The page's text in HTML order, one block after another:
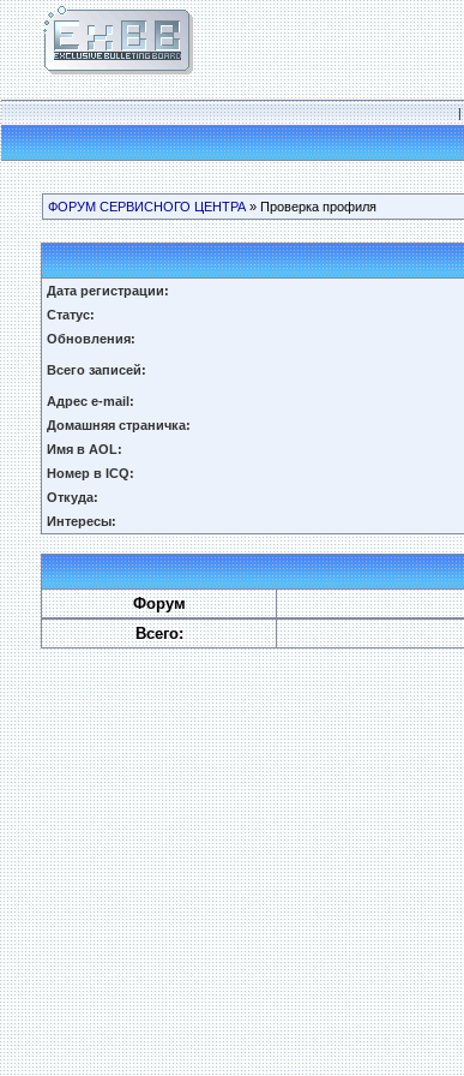
|
ФОРУМ СЕРВИСНОГО ЦЕНТРА » Проверка профиля
Дата регистрации:
Статус:
Обновления:
Всего записей:
Адрес e-mail:
Домашняя страничка:
Имя в AOL:
Номер в ICQ:
Откуда:
Интересы:
Форум
Всего: